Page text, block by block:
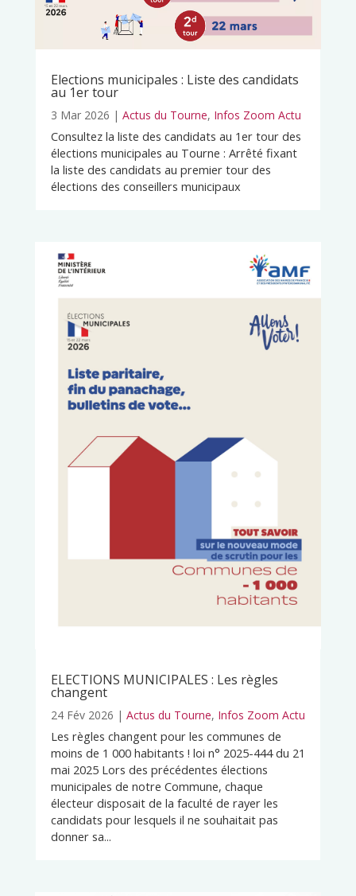
Elections municipales : Liste des candidats
au 1er tour
3 Mar 2026 | Actus du Tourne, Infos Zoom Actu
Consultez la liste des candidats au 1er tour des
élections municipales au Tourne : Arrêté fixant
la liste des candidats au premier tour des
élections des conseillers municipaux
ELECTIONS MUNICIPALES : Les règles
changent
24 Fév 2026 | Actus du Tourne, Infos Zoom Actu
Les règles changent pour les communes de
moins de 1 000 habitants ! loi n° 2025-444 du 21
mai 2025 Lors des précédentes élections
municipales de notre Commune, chaque
électeur disposait de la faculté de rayer les
candidats pour lesquels il ne souhaitait pas
donner sa...